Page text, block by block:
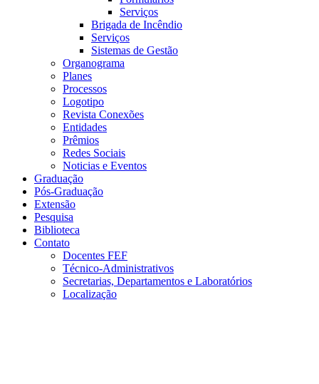
Serviços
Brigada de Incêndio
Serviços
Sistemas de Gestão
Organograma
Planes
Processos
Logotipo
Revista Conexões
Entidades
Prêmios
Redes Sociais
Noticias e Eventos
Graduação
Pós-Graduação
Extensão
Pesquisa
Biblioteca
Contato
Docentes FEF
Técnico-Administrativos
Secretarias, Departamentos e Laboratórios
Localização